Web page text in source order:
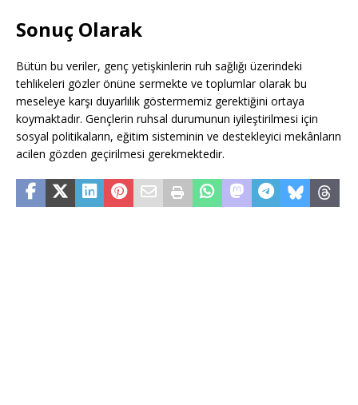
Sonuç Olarak
Bütün bu veriler, genç yetişkinlerin ruh sağlığı üzerindeki
tehlikeleri gözler önüne sermekte ve toplumlar olarak bu
meseleye karşı duyarlılık göstermemiz gerektiğini ortaya
koymaktadır. Gençlerin ruhsal durumunun iyileştirilmesi için
sosyal politikaların, eğitim sisteminin ve destekleyici mekânların
acilen gözden geçirilmesi gerekmektedir.